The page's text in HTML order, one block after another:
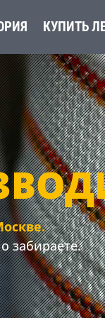
КУПИТЬ
забираете.